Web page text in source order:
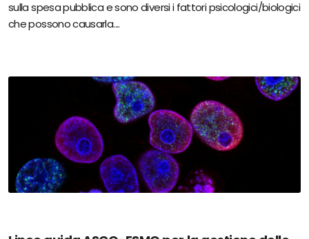
sulla spesa pubblica e sono diversi i fattori psicologici/biologici
che possono causarla....